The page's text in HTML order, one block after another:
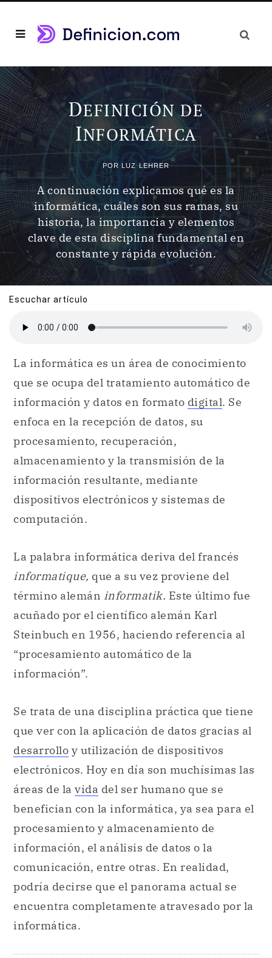
DEFINICIÓN DE
INFORMÁTICA
POR LUZ LEHRER
A continuación explicamos qué es la
informática, cuáles son sus ramas, su
historia, la importancia y elementos
clave de esta disciplina fundamental en
constante y rápida evolución.
Escuchar artículo
La informática es un área de conocimiento
que se ocupa del tratamiento automático de
información y datos en formato digital. Se
enfoca en la recepción de datos, su
procesamiento, recuperación,
almacenamiento y la transmisión de la
información resultante, mediante
dispositivos electrónicos y sistemas de
computación.
La palabra informática deriva del francés
informatique, que a su vez proviene del
término alemán informatik. Este último fue
acuñado por el científico alemán Karl
Steinbuch en 1956, haciendo referencia al
“procesamiento automático de la
información”.
Se trata de una disciplina práctica que tiene
que ver con la aplicación de datos gracias al
desarrollo y utilización de dispositivos
electrónicos. Hoy en día son muchísimas las
áreas de la vida del ser humano que se
benefician con la informática, ya sea para el
procesamiento y almacenamiento de
información, el análisis de datos o la
comunicación, entre otras. En realidad,
podría decirse que el panorama actual se
encuentra completamente atravesado por la
informática.